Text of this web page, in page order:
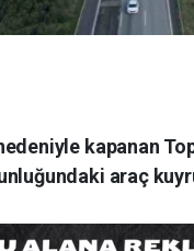
kapanan
araç